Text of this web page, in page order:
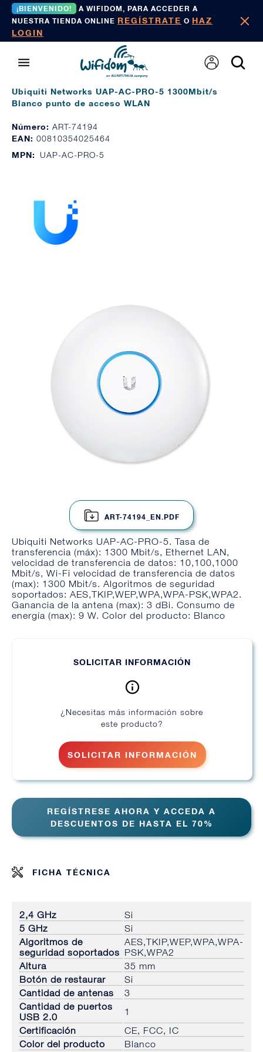
¡BIENVENIDO!
A WIFIDOM, PARA ACCEDER A
NUESTRA TIENDA ONLINE REGÍSTRATE O HAZ
LOGIN
Ubiquiti Networks UAP-AC-PRO-5 1300Mbit/s
Blanco punto de acceso WLAN
Número: ART-74194
EAN: 00810354025464
MPN:
UAP-AC-PRO-5
ART-74194_EN.PDF
Ubiquiti Networks UAP-AC-PRO-5. Tasa de
transferencia (máx): 1300 Mbit/s, Ethernet LAN,
velocidad de transferencia de datos: 10,100,1000
Mbit/s, Wi-Fi velocidad de transferencia de datos
(max): 1300 Mbit/s. Algoritmos de seguridad
soportados: AES,TKIP,WEP,WPA,WPA-PSK,WPA2.
Ganancia de la antena (max): 3 dBi. Consumo de
energía (max): 9 W. Color del producto: Blanco
SOLICITAR INFORMACIÓN
¿Necesitas más información sobre
este producto?
SOLICITAR INFORMACIÓN
REGÍSTRESE AHORA Y ACCEDA A
DESCUENTOS DE HASTA EL 70%
FICHA TÉCNICA
2,4 GHz
Si
5 GHz
Si
Algoritmos de
seguridad soportados
AES,TKIP,WEP,WPA,WPA-
PSK,WPA2
Altura
35 mm
Botón de restaurar
Si
Cantidad de antenas
3
Cantidad de puertos
USB 2.0
1
Certificación
CE, FCC, IC
Color del producto
Blanco